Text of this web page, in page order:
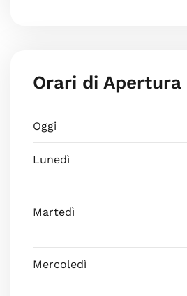
Orari di Apertura
Oggi
Lunedì
Martedì
Mercoledì